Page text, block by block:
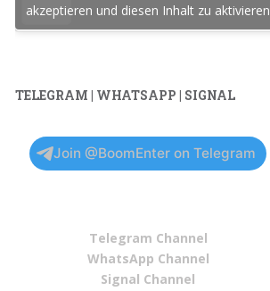
akzeptieren und diesen Inhalt zu aktivieren
TELEGRAM | WHATSAPP | SIGNAL
Join @BoomEnter on Telegram
Telegram Channel
WhatsApp Channel
Signal Channel